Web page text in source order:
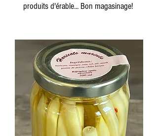
produits d'érable... Bon magasinage!